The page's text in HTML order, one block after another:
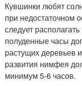
Кувшинки любят
при недостаточном
следует
полуденные часы
растущих деревьев
развития нимфея
минимум 5-6 часов.